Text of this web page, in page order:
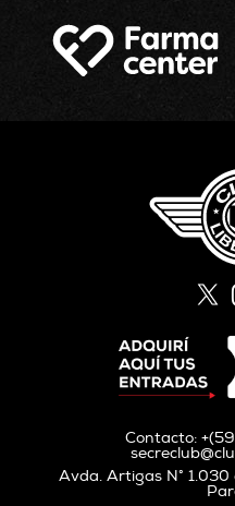
Contacto:
Avda. Artigas N° 1.030